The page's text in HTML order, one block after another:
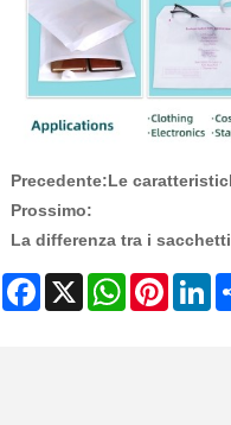
Precedente:Le
Prossimo:
La differenza tra i
Facebook
X WhatsAppPinterest